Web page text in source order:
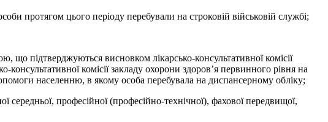
протягом цього періоду перебували на строковій військовій службі;
що підтверджуються висновком лікарсько-консультативної комісії
комісії закладу охорони здоров’я первинного рівня на
населенню, в якому особа перебувала на диспансерному обліку;
професійної (професійно-технічної), фахової передвищої,